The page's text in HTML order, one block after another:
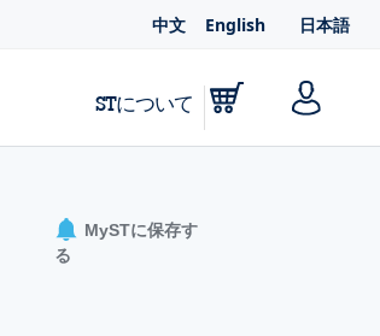
中文 English 日本語
STについて
MySTに保存す
る